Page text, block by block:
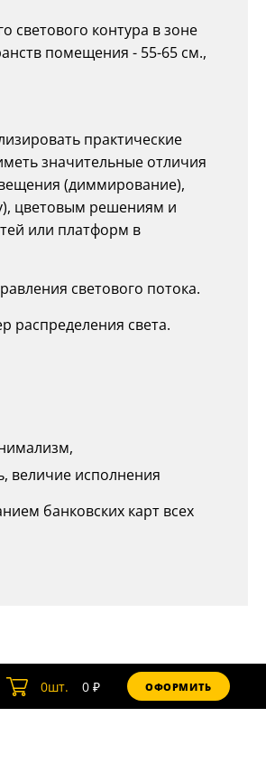
светового контура в зоне
помещения - 55-65 см.,
практические
значительные отличия
(диммирование),
цветовым решениям и
или платформ в
светового потока.
распределения света.
величие исполнения
банковских карт всех
0шт. 0₽ ОФОРМИТЬ